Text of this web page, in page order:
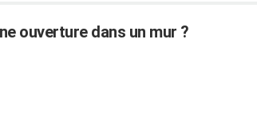
ouverture dans un mur ?